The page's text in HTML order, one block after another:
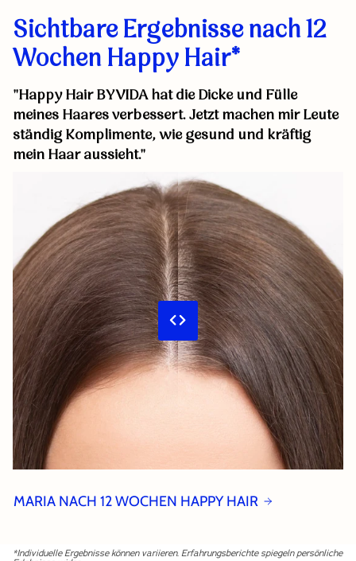
Sichtbare Ergebnisse nach 12
Wochen Happy Hair*
"Happy Hair BYVIDA hat die Dicke und Fülle
meines Haares verbessert. Jetzt machen mir Leute
ständig Komplimente, wie gesund und kräftig
mein Haar aussieht."
MARIA NACH 12 WOCHEN HAPPY HAIR
*Individuelle Ergebnisse können variieren. Erfahrungsberichte spiegeln persönliche